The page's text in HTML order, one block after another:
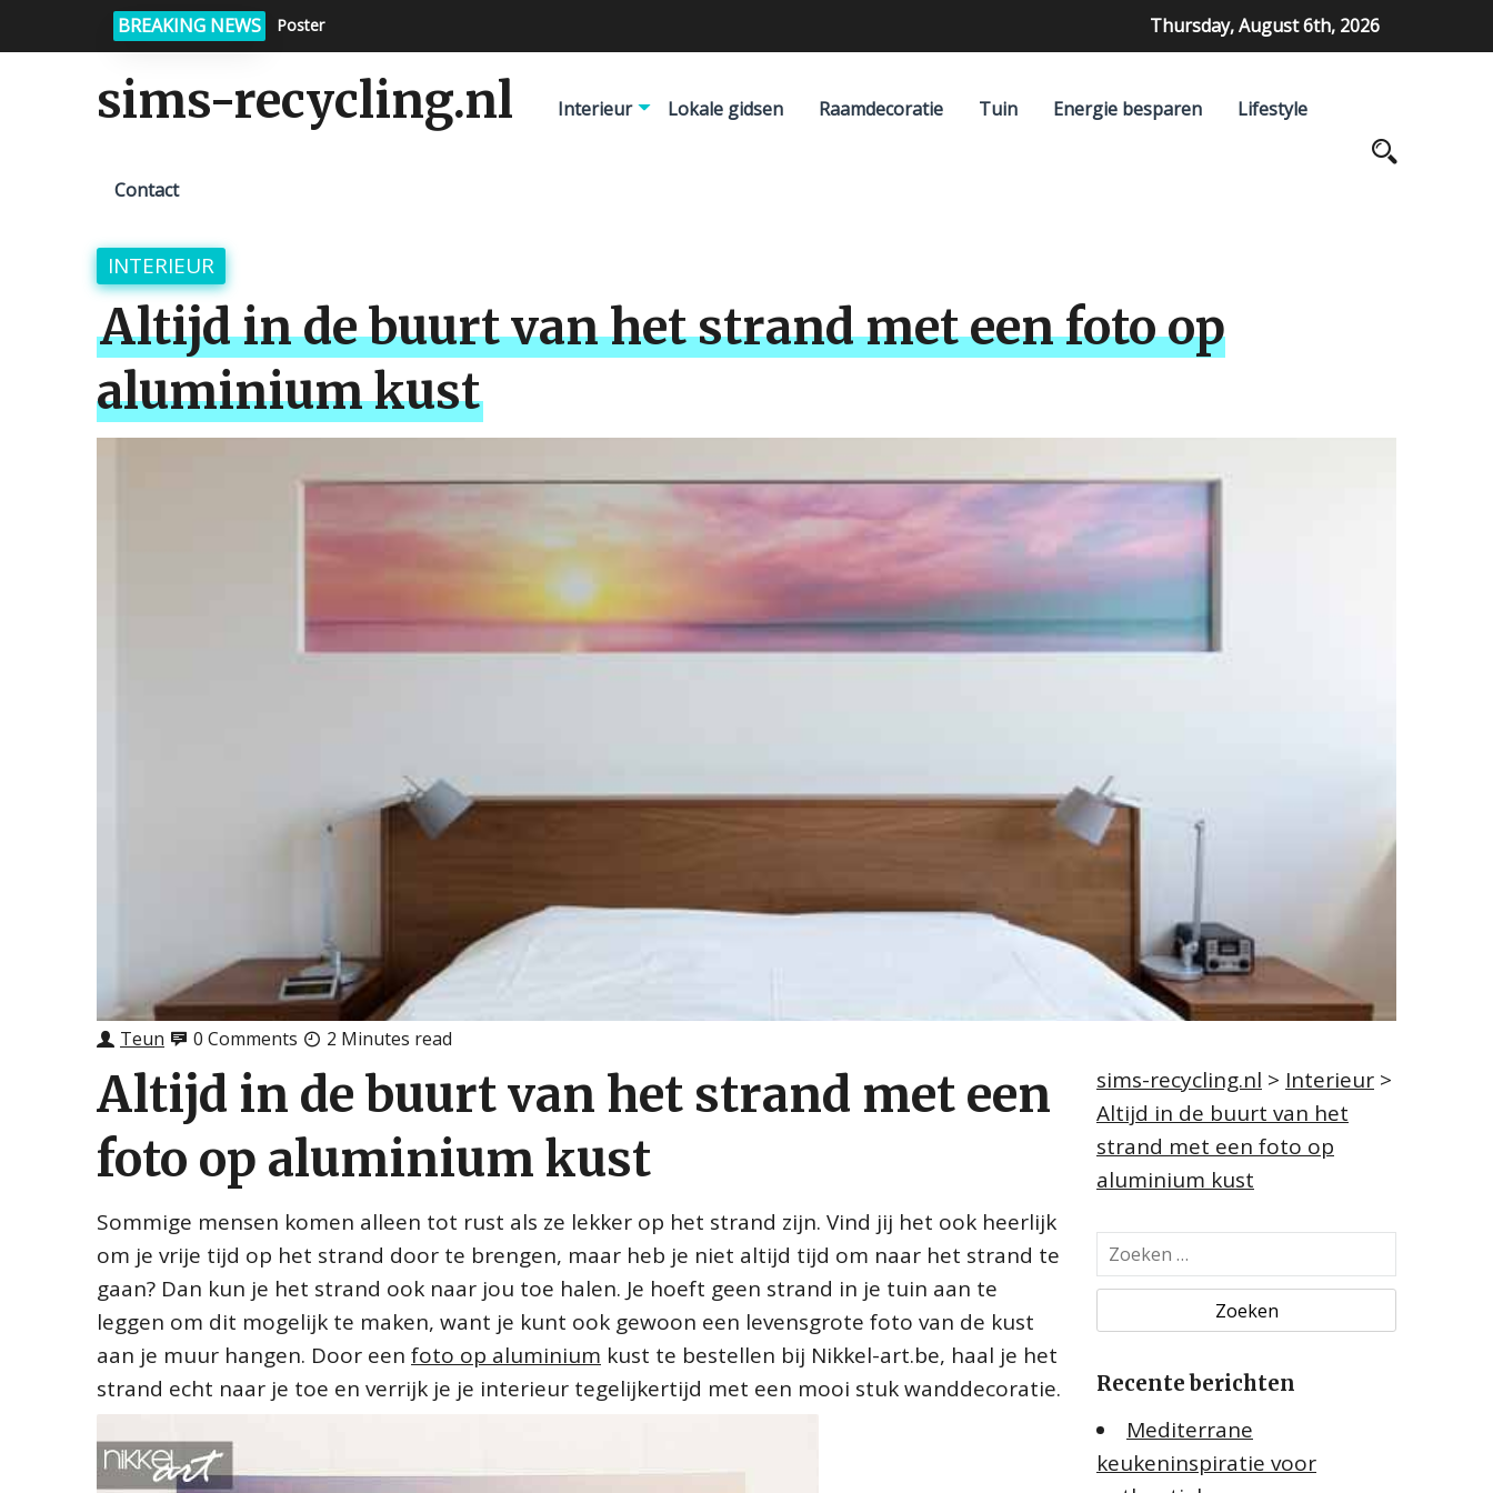
BREAKING NEWS Poster Thursday, August 6th, 2026
sims-recycling.nl Interieur Lokale gidsen Raamdecoratie Tuin Energie besparen Lifestyle
Contact
INTERIEUR
Altijd in de buurt van het strand met een foto op
aluminium kust
Teun 0 Comments 2 Minutes read
Altijd in de buurt van het strand met een
foto op aluminium kust
Sommige mensen komen alleen tot rust als ze lekker op het strand zijn. Vind jij het ook heerlijk
om je vrije tijd op het strand door te brengen, maar heb je niet altijd tijd om naar het strand te
gaan? Dan kun je het strand ook naar jou toe halen. Je hoeft geen strand in je tuin aan te
leggen om dit mogelijk te maken, want je kunt ook gewoon een levensgrote foto van de kust
aan je muur hangen. Door een foto op aluminium kust te bestellen bij Nikkel-art.be, haal je het
strand echt naar je toe en verrijk je je interieur tegelijkertijd met een mooi stuk wanddecoratie.
sims-recycling.nl > Interieur >
Altijd in de buurt van het
strand met een foto op
aluminium kust
o
k
n
a
a
Recente berichten
Mediterrane
keukeninspiratie voor